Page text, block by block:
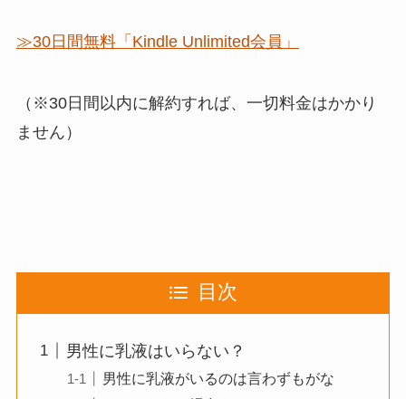
≫30日間無料「Kindle Unlimited会員」
（※30日間以内に解約すれば、一切料金はかかり
ません）
目次
男性に乳液はいらない？
男性に乳液がいるのは言わずもがな